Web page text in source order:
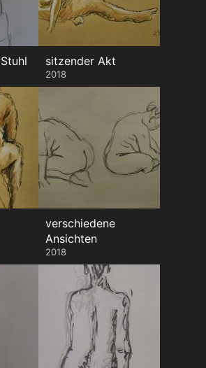
sitzender Akt
2018
verschiedene
Ansichten
2018